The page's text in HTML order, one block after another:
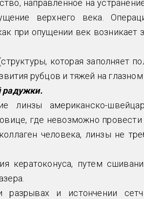
направленное на
верхнего века.
при опущении век возникает
которая заполняет
рубцов и тяжей на глазном
радужки.
линзы американско-
где невозможно
человека, линзы не
кератоконуса, путем
разрывах и истончении